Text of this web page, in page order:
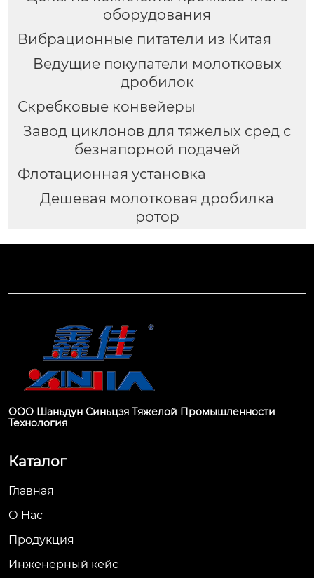
оборудования
Вибрационные питатели из Китая
Ведущие покупатели молотковых
дробилок
Скребковые конвейеры
Завод циклонов для тяжелых сред с
безнапорной подачей
Флотационная установка
Дешевая молотковая дробилка
ротор
ООО Шаньдун Синьцзя Тяжелой Промышленности
Технология
Каталог
Главная
О Hас
Продукция
Инженерный кейс